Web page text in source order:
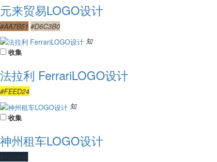
元来贸易LOGO设计
#AA7B51 #D6C3B0
知
收集
法拉利 FerrariLOGO设计
#FEED24
知
收集
神州租车LOGO设计
#192A3A